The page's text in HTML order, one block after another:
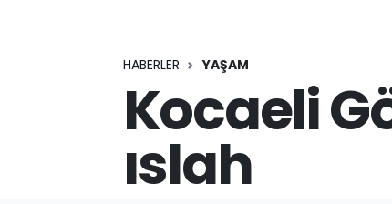
HABERLER YAŞAM
Kocaeli
ıslah